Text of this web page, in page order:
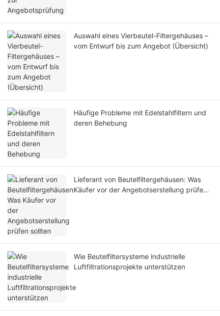
Auswahl eines Vierbeutel-Filtergehäuses –
vom Entwurf bis zum Angebot (Übersicht)
Häufige Probleme mit Edelstahlfiltern und
deren Behebung
Lieferant von Beutelfiltergehäusen: Was
Käufer vor der Angebotserstellung prüfen
Wie Beutelfiltersysteme industrielle
Luftfiltrationsprojekte unterstützen